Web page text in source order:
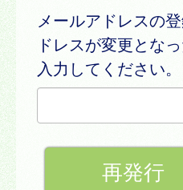
メールアドレスの
ドレスが変更とな
入力してください。